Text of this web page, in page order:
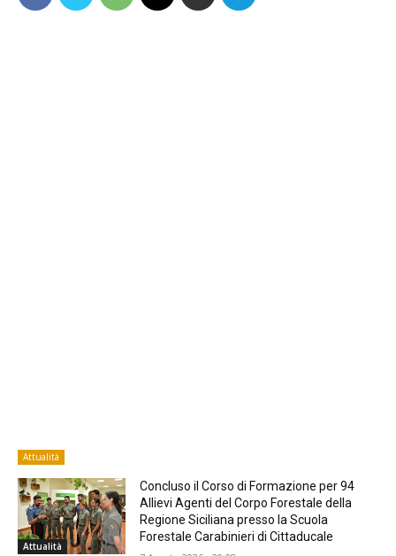
Attualità
Attualità
Concluso il Corso di Formazione per 94
Allievi Agenti del Corpo Forestale della
Regione Siciliana presso la Scuola
Forestale Carabinieri di Cittaducale